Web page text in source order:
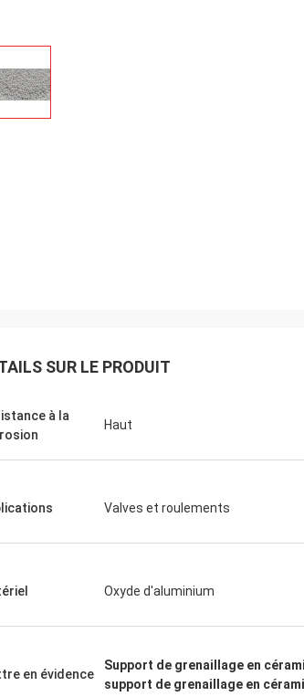
SUR LE PRODUIT
à la
Haut
Valves et roulements
Oxyde d'aluminium
en évidence
Support de grenaillage en
support de grenaillage en